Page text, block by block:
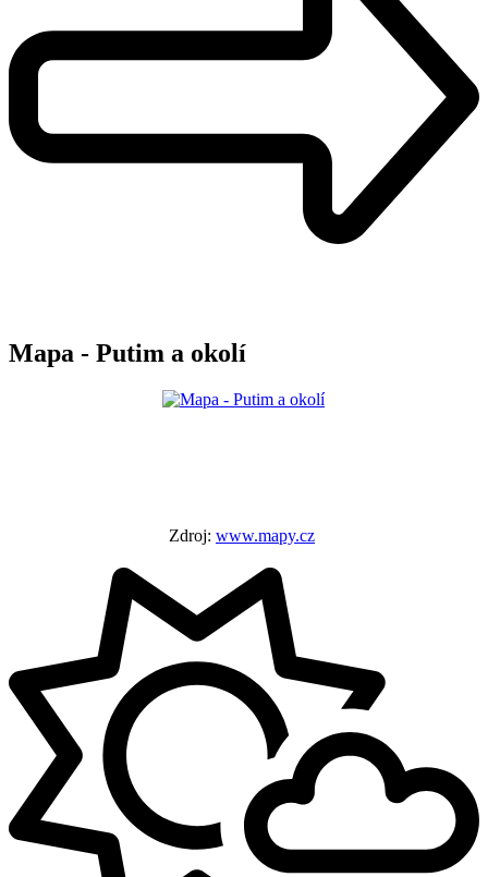
Mapa - Putim a okolí
Zdroj: www.mapy.cz